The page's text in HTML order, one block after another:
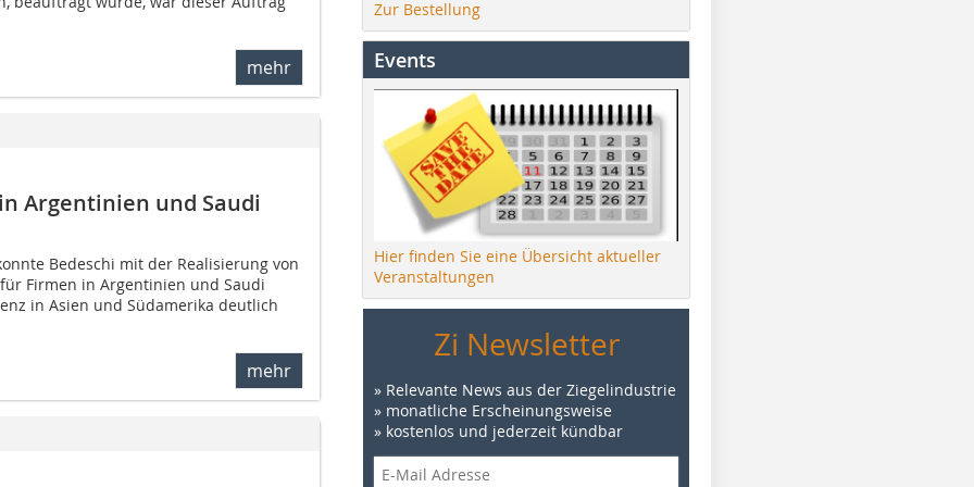
mehr
Argentinien und Saudi
Bedeschi mit der Realisierung von
Firmen in Argentinien und Saudi
in Asien und Südamerika deutlich
mehr
Zur Bestellung
Events
Hier finden Sie eine Übersicht aktueller
Veranstaltungen
Zi Newsletter
» Relevante News aus der Ziegelindustrie
» monatliche Erscheinungsweise
» kostenlos und jederzeit kündbar